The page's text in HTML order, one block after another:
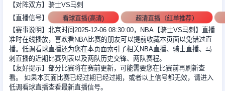
【对阵双方】骑士VS马刺
【直播信号】
看球直播(高清) 超清直播（红单推荐）
【赛事说明】北京时间2025-12-06 08:30:00，NBA【骑士VS马刺】直播
准时在线播放，喜欢看NBA比赛的朋友可以提前收藏本页面以免错过直
播。低调看球直播还为您在本页面索引了相关NBA直播、骑士直播、马
刺直播的近期比赛列表以及两队历史交锋、两队赛程。
【友好提示】部分比赛将在赛前更新，可能需要您在比赛前再刷新查
看。 如果本页面比赛已经过期已经过期，或者以上信号都无效，请进入
低调看球直播查看最新直播信号。